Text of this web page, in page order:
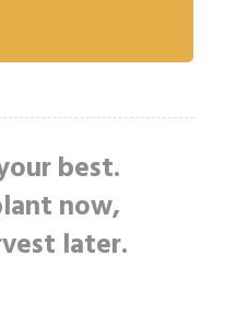
best.
now,
later.